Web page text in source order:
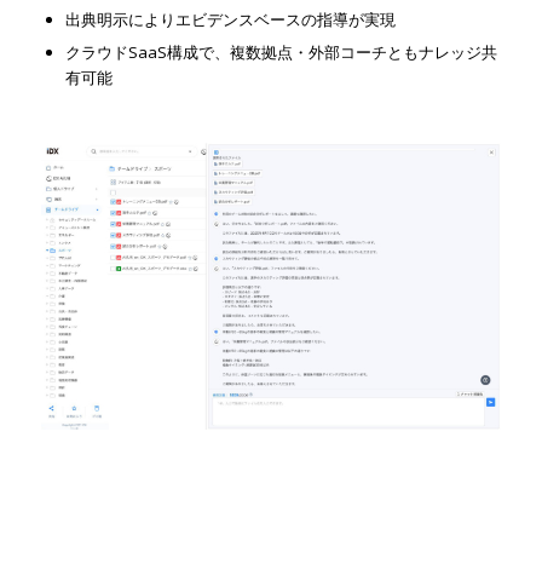
出典明示によりエビデンスベースの指導が実現
クラウドSaaS構成で、複数拠点・外部コーチともナレッジ共
有可能